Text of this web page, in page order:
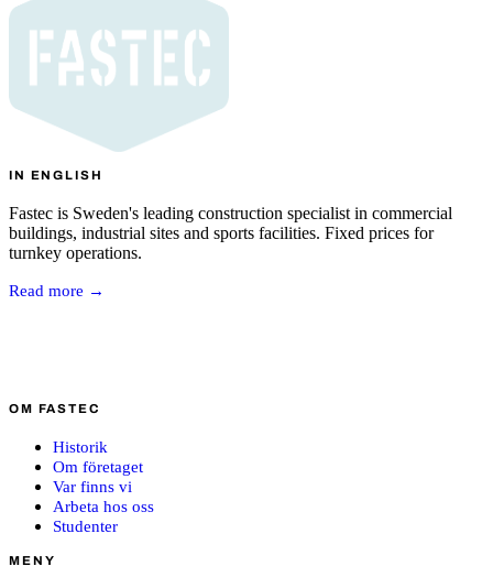
IN ENGLISH
Fastec is Sweden's leading construction specialist in commercial
buildings, industrial sites and sports facilities. Fixed prices for
turnkey operations.
Read more →
OM FASTEC
Historik
Om företaget
Var finns vi
Arbeta hos oss
Studenter
MENY